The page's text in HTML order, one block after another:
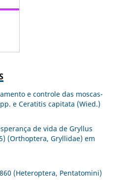
e controle das moscas-
e Ceratitis capitata (Wied.)
de vida de Gryllus
(Orthoptera, Gryllidae) em
(Heteroptera, Pentatomini)